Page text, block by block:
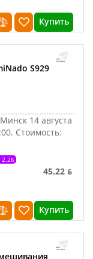
Купить
S929
14 августа
Стоимость:
2.26
45.22 ƃ
Купить